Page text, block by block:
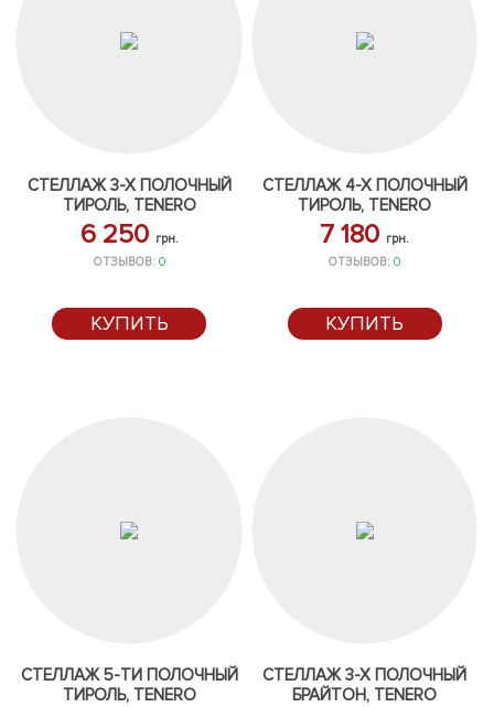
СТЕЛЛАЖ 3-Х ПОЛОЧНЫЙ
ТИРОЛЬ, TENERO
6 250 грн.
ОТЗЫВОВ: 0
КУПИТЬ
СТЕЛЛАЖ 4-Х ПОЛОЧНЫЙ
ТИРОЛЬ, TENERO
7 180 грн.
ОТЗЫВОВ:0
КУПИТЬ
СТЕЛЛАЖ 5-ТИ ПОЛОЧНЫЙ
ТИРОЛЬ, TENERO
СТЕЛЛАЖ 3-Х ПОЛОЧНЫЙ
БРАЙТОН, TENERO